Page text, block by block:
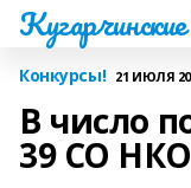
Конкурсы! 21 ИЮЛЯ
В число
39 СО